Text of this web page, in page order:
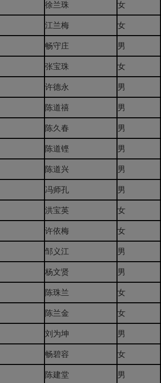
徐兰珠 女
江兰梅 女
畅守庄 男
张宝珠 女
许德永 男
陈道禧 男
陈久春 男
陈道铿 男
陈道兴 男
冯师孔 男
洪宝英 女
许依梅 女
邹义江 男
杨文贤 男
陈珠兰 女
陈兰金 女
刘为坤 男
畅碧容 女
陈建堂 男